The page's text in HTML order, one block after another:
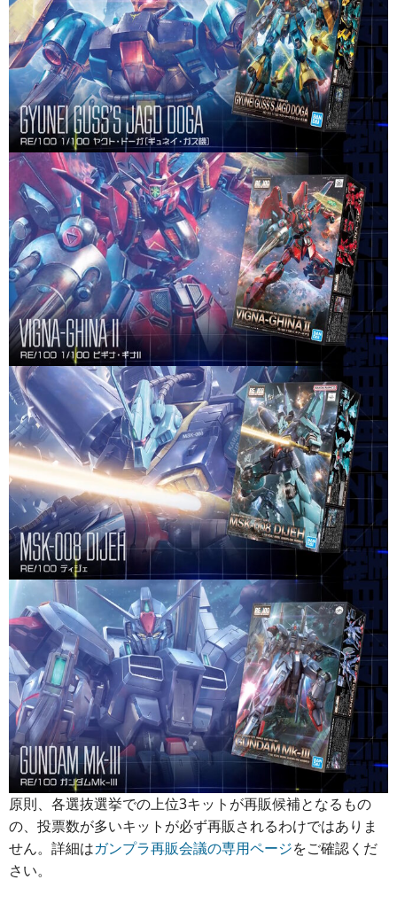
原則、各選抜選挙での上位3キットが再販候補となるもの
の、投票数が多いキットが必ず再販されるわけではありま
せん。詳細はガンプラ再販会議の専用ページをご確認くだ
さい。